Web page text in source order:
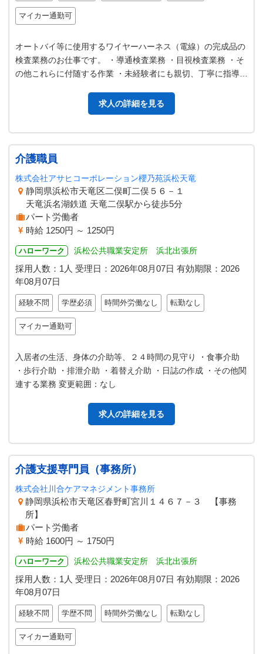
マイカー通勤可
オートバイ等に使用するワイヤーハーネス（電線）の完成品の
検査業務のお仕事です。 ・導通検査業務 ・目視検査業務 ・そ
の他これらに付随する作業 ・未経験者にも親切、丁寧に指導致
求人の詳細を見る
介護職員
株式会社アサヒコーポレーション櫻乃苑浜松天竜
静岡県浜松市天竜区二俣町二俣５６－１
天竜浜名湖鉄道 天竜二俣駅から徒歩5分
パート労働者
時給 1250円 ～ 1250円
ハローワーク 浜松公共職業安定所 浜北出張所
採用人数：1人 受理日： 2026年08月07日 有効期限： 2026
年08月07日
経験不問 学歴必須 時間外労働なし 転勤なし
マイカー通勤可
入居者の生活、身体の介助等、２４時間の見守り ・食事介助
・歩行介助 ・排泄介助 ・着替え介助 ・日誌の作成 ・その他関
連する業務 変更範囲：なし
求人の詳細を見る
介護支援専門員（事務所）
株式会社川合ケアマネジメント事務所
静岡県浜松市天竜区春野町宮川１４６７－３ 【事務
所】
パート労働者
時給 1600円 ～ 1750円
ハローワーク 浜松公共職業安定所 浜北出張所
採用人数：1人 受理日： 2026年08月07日 有効期限： 2026
年08月07日
経験不問 学歴不問 時間外労働なし 転勤なし
マイカー通勤可